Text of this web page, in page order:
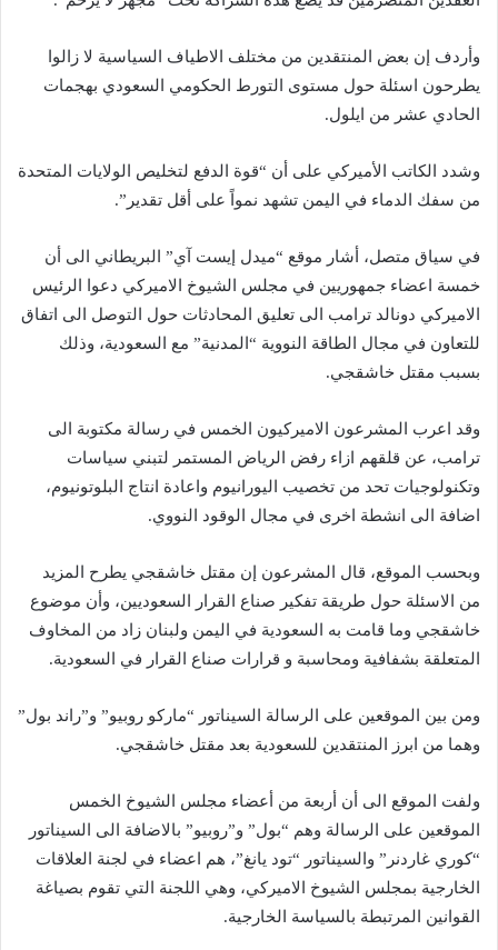
وأردف إن بعض المنتقدين من مختلف الاطياف السياسية لا زالوا
يطرحون اسئلة حول مستوى التورط الحكومي السعودي بهجمات
الحادي عشر من ايلول.
وشدد الكاتب الأميركي على أن “قوة الدفع لتخليص الولايات المتحدة
من سفك الدماء في اليمن تشهد نمواً على أقل تقدير”.
في سياق متصل، أشار موقع “ميدل إيست آي” البريطاني الى أن
خمسة اعضاء جمهوريين في مجلس الشيوخ الاميركي دعوا الرئيس
الاميركي دونالد ترامب الى تعليق المحادثات حول التوصل الى اتفاق
للتعاون في مجال الطاقة النووية “المدنية” مع السعودية، وذلك
بسبب مقتل خاشقجي.
وقد اعرب المشرعون الاميركيون الخمس في رسالة مكتوبة الى
ترامب، عن قلقهم ازاء رفض الرياض المستمر لتبني سياسات
وتكنولوجيات تحد من تخصيب اليورانيوم واعادة انتاج البلوتونيوم،
اضافة الى انشطة اخرى في مجال الوقود النووي.
وبحسب الموقع، قال المشرعون إن مقتل خاشقجي يطرح المزيد
من الاسئلة حول طريقة تفكير صناع القرار السعوديين، وأن موضوع
خاشقجي وما قامت به السعودية في اليمن ولبنان زاد من المخاوف
المتعلقة بشفافية ومحاسبة و قرارات صناع القرار في السعودية.
ومن بين الموقعين على الرسالة السيناتور “ماركو روبيو” و”راند بول”
وهما من ابرز المنتقدين للسعودية بعد مقتل خاشقجي.
ولفت الموقع الى أن أربعة من أعضاء مجلس الشيوخ الخمس
الموقعين على الرسالة وهم “بول” و”روبيو” بالاضافة الى السيناتور
“كوري غاردنر” والسيناتور “تود يانغ”، هم اعضاء في لجنة العلاقات
الخارجية بمجلس الشيوخ الاميركي، وهي اللجنة التي تقوم بصياغة
القوانين المرتبطة بالسياسة الخارجية.